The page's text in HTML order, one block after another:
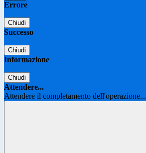
Errore
Chiudi
Successo
Chiudi
Informazione
Chiudi
Attendere...
Attendere il completamento dell'operazione...